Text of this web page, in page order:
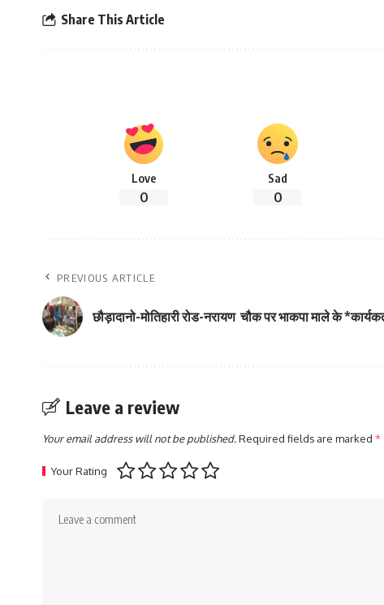
Share This Article
Love
0
Sad
0
PREVIOUS ARTICLE
छौड़ादानो-मोतिहारी रोड-नरायण चौक पर भाकपा माले के
Leave a review
Your email address will not be published.Required fields are marked *
Your Rating